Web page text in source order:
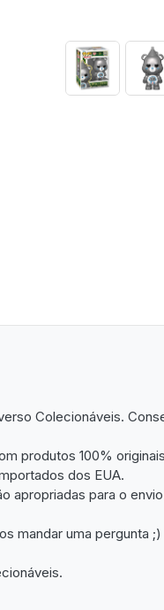
Colecionáveis.
produtos 100%
dos EUA.
apropriadas para o
mandar uma pergunta ;)